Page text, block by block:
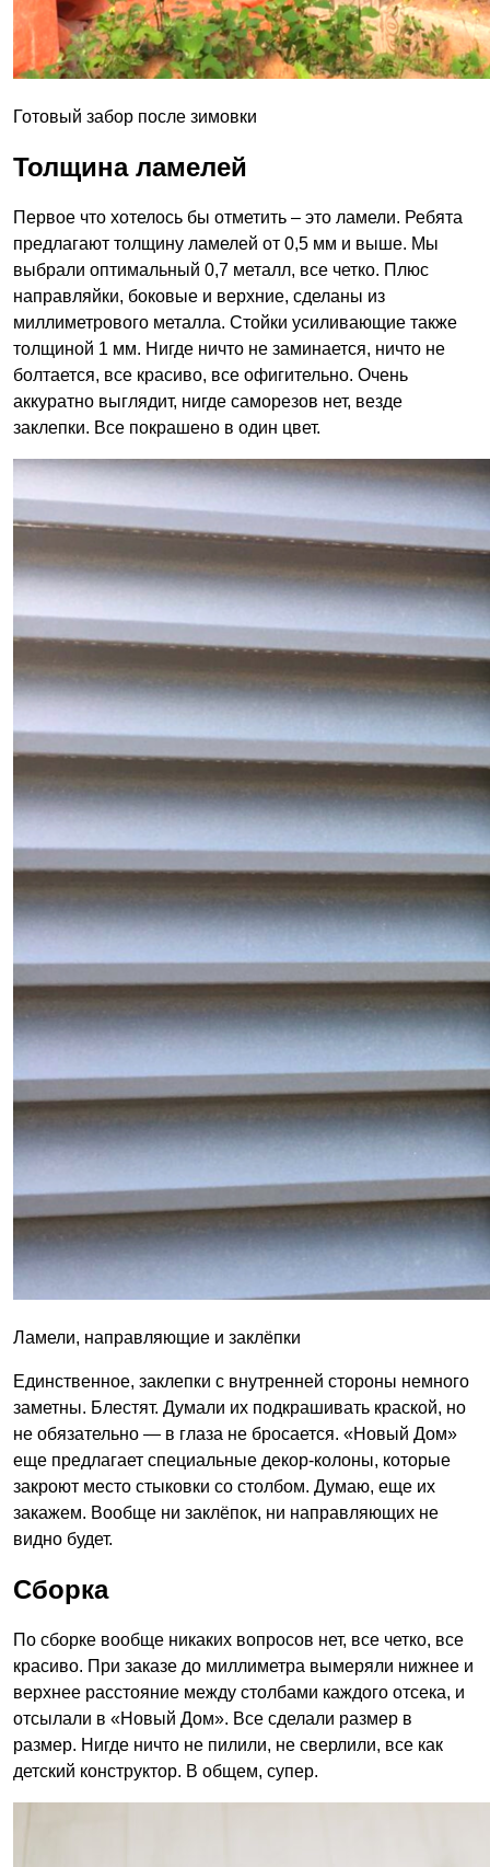
Готовый забор после зимовки
Толщина ламелей
Первое что хотелось бы отметить – это ламели. Ребята
предлагают толщину ламелей от 0,5 мм и выше. Мы
выбрали оптимальный 0,7 металл, все четко. Плюс
направляйки, боковые и верхние, сделаны из
миллиметрового металла. Стойки усиливающие также
толщиной 1 мм. Нигде ничто не заминается, ничто не
болтается, все красиво, все офигительно. Очень
аккуратно выглядит, нигде саморезов нет, везде
заклепки. Все покрашено в один цвет.
Ламели, направляющие и заклёпки
Единственное, заклепки с внутренней стороны немного
заметны. Блестят. Думали их подкрашивать краской, но
не обязательно — в глаза не бросается. «Новый Дом»
еще предлагает специальные декор-колоны, которые
закроют место стыковки со столбом. Думаю, еще их
закажем. Вообще ни заклёпок, ни направляющих не
видно будет.
Сборка
По сборке вообще никаких вопросов нет, все четко, все
красиво. При заказе до миллиметра вымеряли нижнее и
верхнее расстояние между столбами каждого отсека, и
отсылали в «Новый Дом». Все сделали размер в
размер. Нигде ничто не пилили, не сверлили, все как
детский конструктор. В общем, супер.